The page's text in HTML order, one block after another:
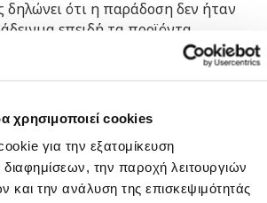
χρησιμοποιεί cookies
για την εξατομίκευση
διαφημίσεων, την παροχή λειτουργιών
και την ανάλυση της επισκεψιμότητάς
δηλώνει ότι η παράδοση δεν ήταν
επειδή τα προϊόντα
κατ’ αντιδικίαν